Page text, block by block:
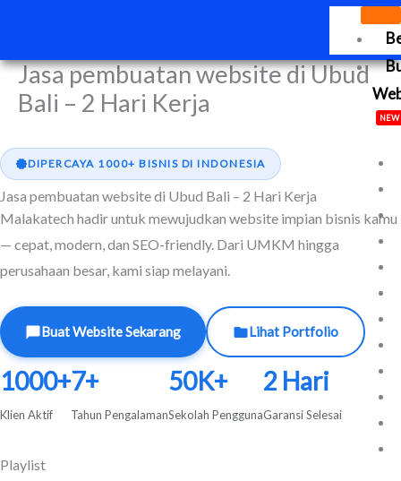
konten
NEW
Jasa pembuatan website di Ubud
Bali – 2 Hari Kerja
DIPERCAYA 1000+ BISNIS DI INDONESIA
Jasa pembuatan website di Ubud Bali – 2 Hari Kerja
Malakatech hadir untuk mewujudkan website impian bisnis kamu
— cepat, modern, dan SEO-friendly. Dari UMKM hingga
perusahaan besar, kami siap melayani.
Buat Website Sekarang Lihat Portfolio
1000+
Klien Aktif
7+
Tahun Pengalaman
50K+
Sekolah Pengguna
2 Hari
Garansi Selesai
Playlist